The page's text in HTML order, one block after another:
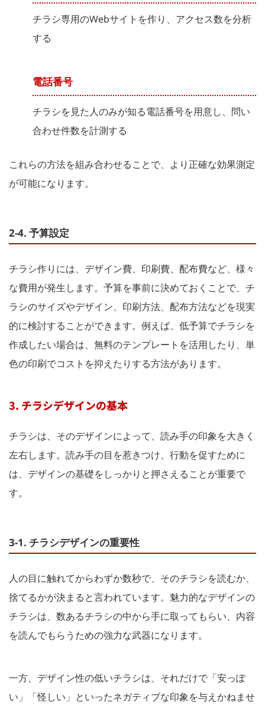
チラシ専用のWebサイトを作り、アクセス数を分析
する
電話番号
チラシを見た人のみが知る電話番号を用意し、問い
合わせ件数を計測する
これらの方法を組み合わせることで、より正確な効果測定
が可能になります。
2-4. 予算設定
チラシ作りには、デザイン費、印刷費、配布費など、様々
な費用が発生します。予算を事前に決めておくことで、チ
ラシのサイズやデザイン、印刷方法、配布方法などを現実
的に検討することができます。例えば、低予算でチラシを
作成したい場合は、無料のテンプレートを活用したり、単
色の印刷でコストを抑えたりする方法があります。
3. チラシデザインの基本
チラシは、そのデザインによって、読み手の印象を大きく
左右します。読み手の目を惹きつけ、行動を促すために
は、デザインの基礎をしっかりと押さえることが重要で
す。
3-1. チラシデザインの重要性
人の目に触れてからわずか数秒で、そのチラシを読むか、
捨てるかが決まると言われています。魅力的なデザインの
チラシは、数あるチラシの中から手に取ってもらい、内容
を読んでもらうための強力な武器になります。
一方、デザイン性の低いチラシは、それだけで「安っぽ
い」「怪しい」といったネガティブな印象を与えかねませ